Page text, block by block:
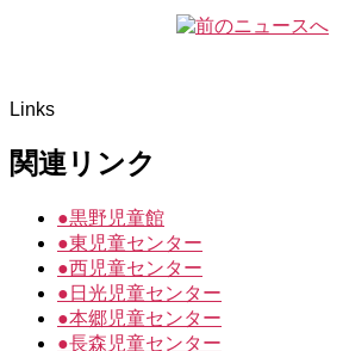
Links
関連リンク
●黒野児童館
●東児童センター
●西児童センター
● 日光児童センター
●本郷児童センター
●長森児童センター